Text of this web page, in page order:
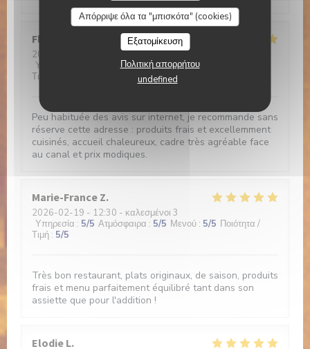
Απόρριψε όλα τα "μπισκότα" (cookies)
Εξατομίκευση
Πολιτική απορρήτου
undefined
Florence
2026-02-20
- 13:00 - καλεσμένοι 2
Υπηρεσία
Ατμόσφαιρα:5/5 Μενού:
Τιμή
Peu habituée des avis sur internet, je recommande sans
réserve cette adresse : produits frais et excellemment
cuisinés, accueil chaleureux, cadre très agréable face
au canal et prix modiques.
Marie-France Z
2026-02-19 - 12:30 - καλεσμένοι 3
Υπηρεσία : 5/5 Ατμόσφαιρα : 5/5 Μενού : 5/5 Ποιότητα /
Τιμή : 5/5
Très bon restaurant, plats originaux, de saison, produits
frais et menu parfaitement équilibré tant dans son
assiette que pour l'addition !
Elodie L